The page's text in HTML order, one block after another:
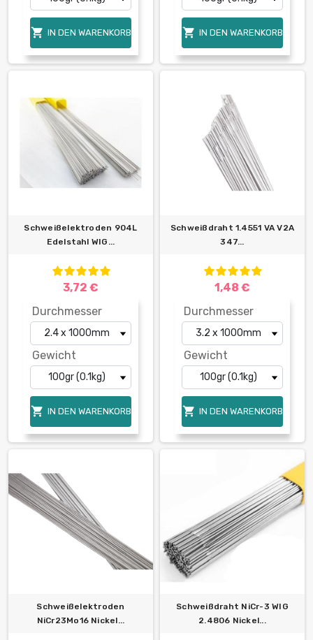
 IN DEN WARENKORB  IN DEN WARENKORB
Schweißelektroden 904L
Edelstahl WIG...
3,72 €
Durchmesser
Gewicht
 IN DEN WARENKORB
Schweißdraht 1.4551 VA V2A
347...
1,48 €
Durchmesser
Gewicht
 IN DEN WARENKORB
Schweißelektroden
NiCr23Mo16 Nickel...
Schweißdraht NiCr-3 WIG
2.4806 Nickel...